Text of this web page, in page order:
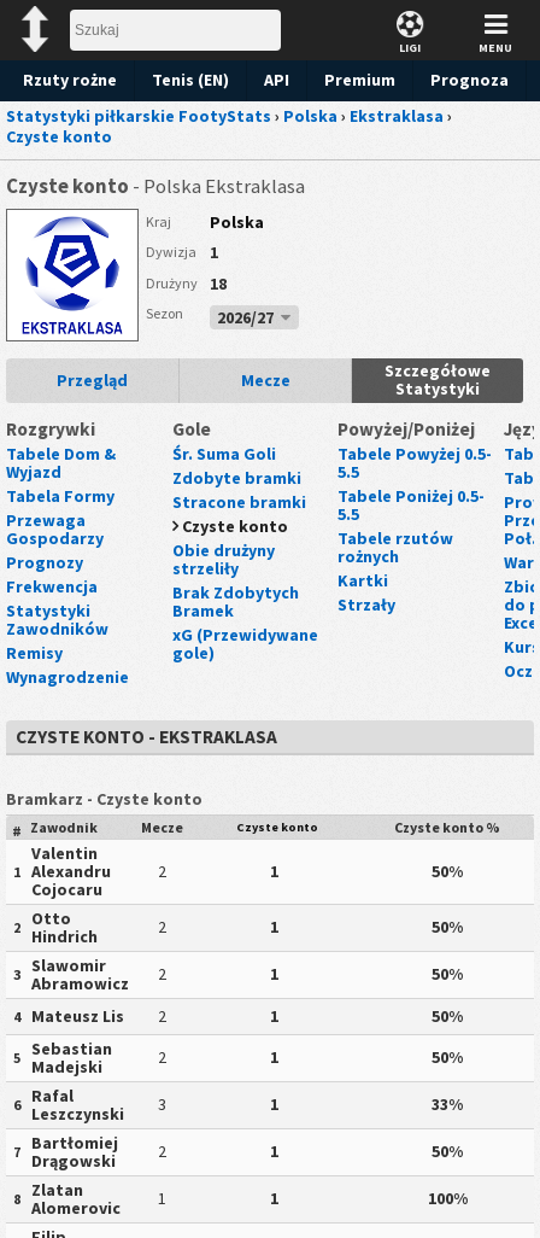
LIGI MENU
Rzuty rożne Tenis (EN) API Premium
Prognoza
Statystyki piłkarskie FootyStats › Polska › Ekstraklasa ›
Czyste konto
Czyste konto - Polska Ekstraklasa
Kraj Polska
Dywizja 1
Drużyny 18
Sezon 2026/27
Przegląd Mecze
Szczegółowe
Statystyki
Rozgrywki
Tabele Dom &
Wyjazd
Tabela Formy
Przewaga
Gospodarzy
Prognozy
Frekwencja
Statystyki
Zawodników
Remisy
Wynagrodzenie
Gole
Śr. Suma Goli
Zdobyte bramki
Stracone bramki
Czyste konto
Obie drużyny
strzeliły
Brak Zdobytych
Bramek
xG (Przewidywane
gole)
Powyżej/Poniżej
Tabele Powyżej 0.5-
5.5
Tabele Poniżej 0.5-
5.5
Tabele rzutów
rożnych
Kartki
Strzały
Poł.
do
Kurs
CZYSTE KONTO - EKSTRAKLASA
Bramkarz - Czyste konto
# Zawodnik Mecze Czyste konto Czyste konto %
1
Valentin
Alexandru
Cojocaru
2 1 50%
2
Otto
Hindrich
2 1 50%
3 Slawomir
Abramowicz
2 1 50%
4 Mateusz Lis 2 1 50%
5 Sebastian
Madejski
2 1 50%
6
Rafal
Leszczynski
3 1 33%
7
Bartłomiej
Drągowski
2 1 50%
8
Zlatan
Alomerovic
1 1 100%